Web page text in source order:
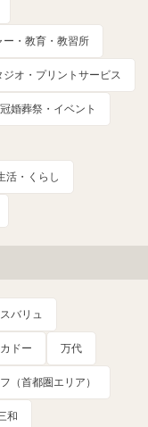
・教育・教習所
ジオ・プリントサービス
冠婚葬祭・イベント
活・くらし
バリュ
ドー 万代
（首都圏エリア）
和